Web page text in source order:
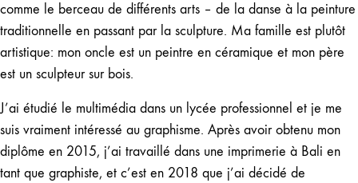
comme le berceau de différents arts – de la danse à la peinture
traditionnelle en passant par la sculpture. Ma famille est plutôt
artistique: mon oncle est un peintre en céramique et mon père
est un sculpteur sur bois.
J’ai étudié le multimédia dans un lycée professionnel et je me
suis vraiment intéressé au graphisme. Après avoir obtenu mon
diplôme en 2015, j’ai travaillé dans une imprimerie à Bali en
tant que graphiste, et c’est en 2018 que j’ai décidé de